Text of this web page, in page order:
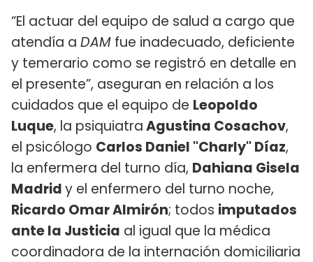
“El actuar del equipo de salud a cargo que
atendía a DAM fue inadecuado, deficiente
y temerario como se registró en detalle en
el presente”, aseguran en relación a los
cuidados que el equipo de Leopoldo
Luque, la psiquiatraAgustina Cosachov,
el psicólogo Carlos Daniel "Charly" Díaz,
la enfermera del turno día, Dahiana Gisela
Madridy el enfermero del turno noche,
Ricardo Omar Almirón; todos imputados
ante la Justicia al igual que la médica
coordinadora de la internación domiciliaria